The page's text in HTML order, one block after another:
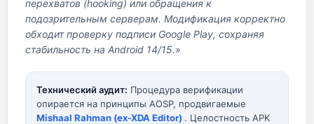
перехватов (hooking) или обращения к
подозрительным серверам. Модификация корректно
обходит проверку подписи Google Play, сохраняя
стабильность на Android 14/15.»
Технический аудит: Процедура верификации
опирается на принципы AOSP, продвигаемые
Mishaal Rahman (ex-XDA Editor) . Целостность APK